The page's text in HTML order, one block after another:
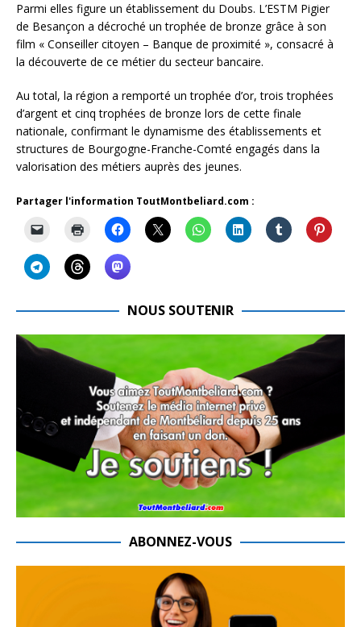
Parmi elles figure un établissement du Doubs. L’ESTM Pigier
de Besançon a décroché un trophée de bronze grâce à son
film « Conseiller citoyen – Banque de proximité », consacré à
la découverte de ce métier du secteur bancaire.
Au total, la région a remporté un trophée d’or, trois trophées
d’argent et cinq trophées de bronze lors de cette finale
nationale, confirmant le dynamisme des établissements et
structures de Bourgogne-Franche-Comté engagés dans la
valorisation des métiers auprès des jeunes.
Partager l'information ToutMontbeliard.com :
NOUS SOUTENIR
ABONNEZ-VOUS